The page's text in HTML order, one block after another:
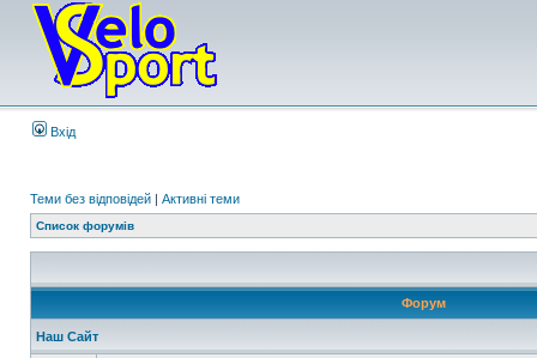
Вхід
Теми без відповідей | Активні теми
Список форумів
Форум
Наш Сайт